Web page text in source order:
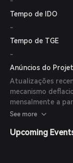
Tempo de IDO
-
Tempo de TGE
-
Anúncios do
Atualizações
mecanismo
mensalmente a
compras dentro
See more
Upcoming